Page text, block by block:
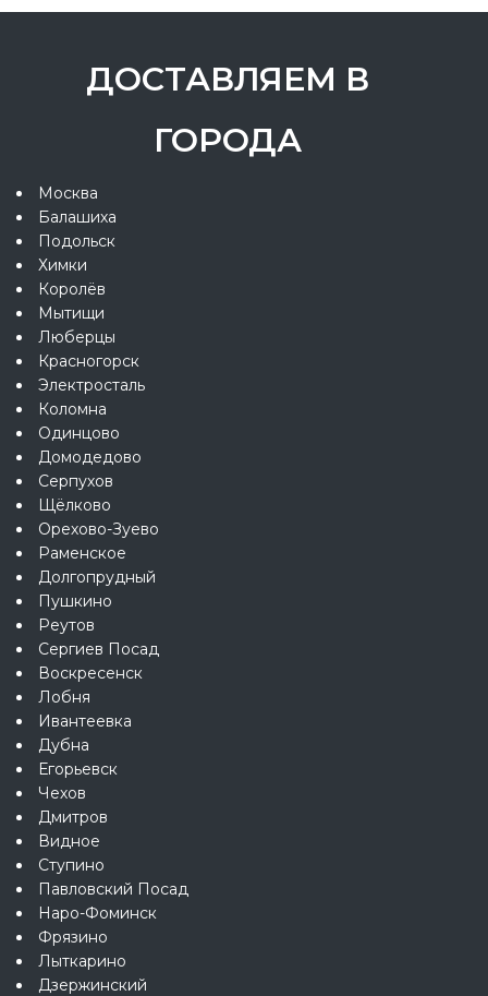
ДОСТАВЛЯЕМ В
ГОРОДА
Москва
Балашиха
Подольск
Химки
Королёв
Мытищи
Люберцы
Красногорск
Электросталь
Коломна
Одинцово
Домодедово
Серпухов
Щёлково
Орехово-Зуево
Раменское
Долгопрудный
Пушкино
Реутов
Сергиев Посад
Воскресенск
Лобня
Ивантеевка
Дубна
Егорьевск
Чехов
Дмитров
Видное
Ступино
Павловский Посад
Наро-Фоминск
Фрязино
Лыткарино
Дзержинский